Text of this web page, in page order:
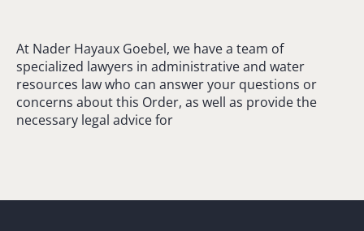
At Nader Hayaux Goebel, we have a team of
specialized lawyers in administrative and water
resources law who can answer your questions or
concerns about this Order, as well as provide the
necessary legal advice for